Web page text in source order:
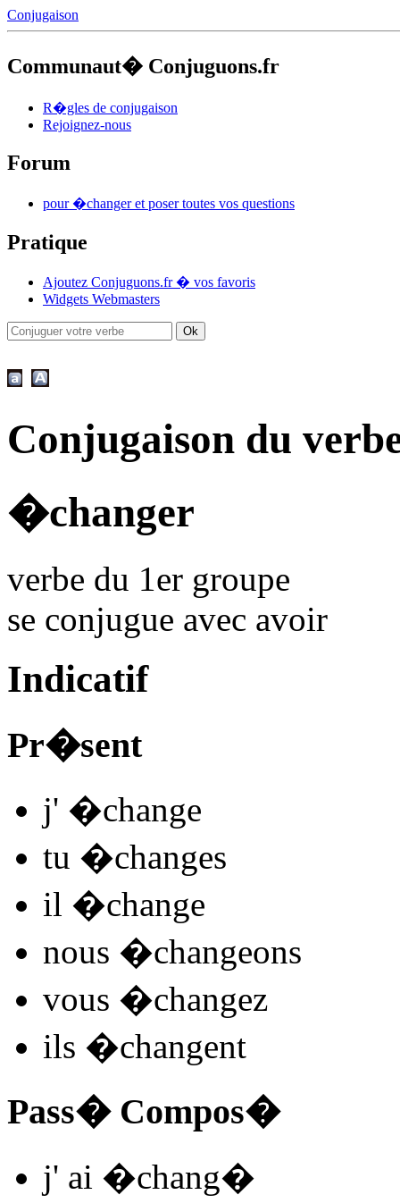
Conjugaison
Communaut� Conjuguons.fr
R�gles de conjugaison
Rejoignez-nous
Forum
pour �changer et poser toutes vos questions
Pratique
Ajoutez Conjuguons.fr � vos favoris
Widgets Webmasters
Conjugaison du
�changer
verbe du 1er groupe
se conjugue avec avoir
Indicatif
Pr�sent
j' �change
tu �changes
il �change
nous �changeons
vous �changez
ils �changent
Pass� Compos�
j' ai �chang�